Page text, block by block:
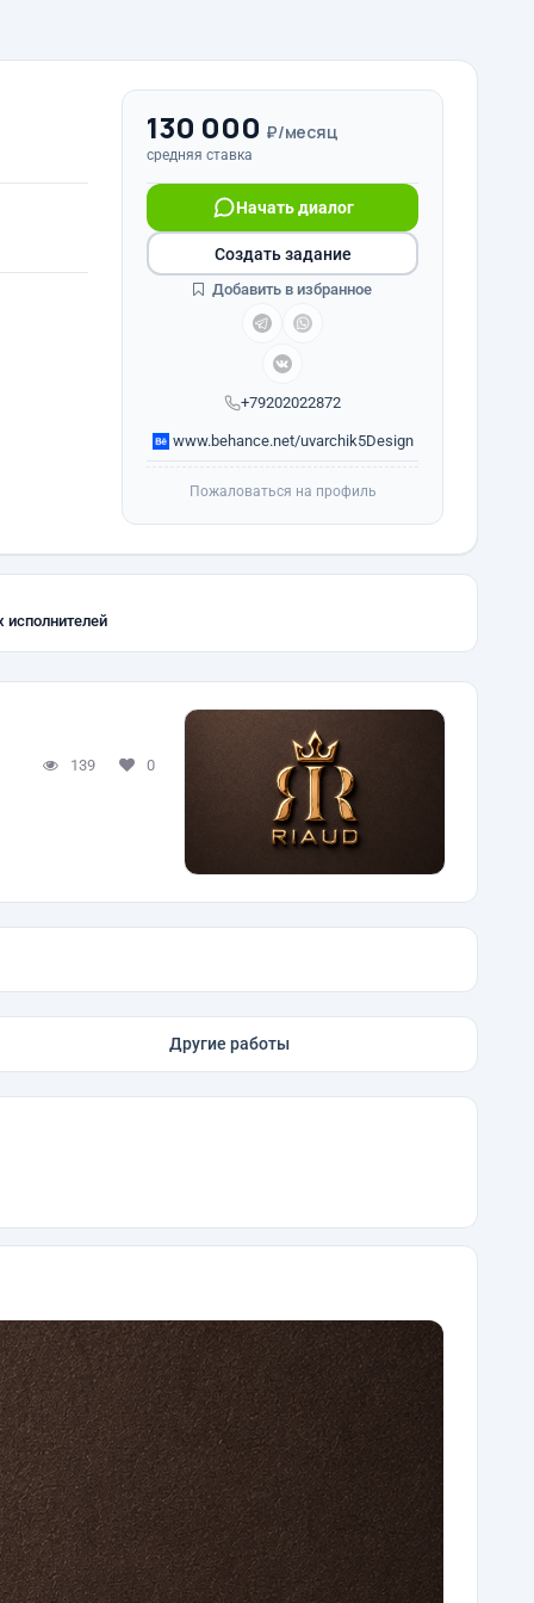
130 000 ₽/месяц
средняя ставка
+79202022872
Начать диалог
www.behance.net/uvarchik5Design
Создать задание
Добавить в избранное
Пожаловаться на профиль
139 0
Другие работы